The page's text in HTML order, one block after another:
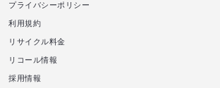
プライバシーポリシー
利用規約
リサイクル料金
リコール情報
採用情報